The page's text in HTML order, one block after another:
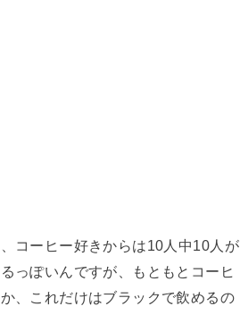
コーヒー好きからは10人中10人が
っぽいんですが、もともとコーヒ
、これだけはブラックで飲めるの